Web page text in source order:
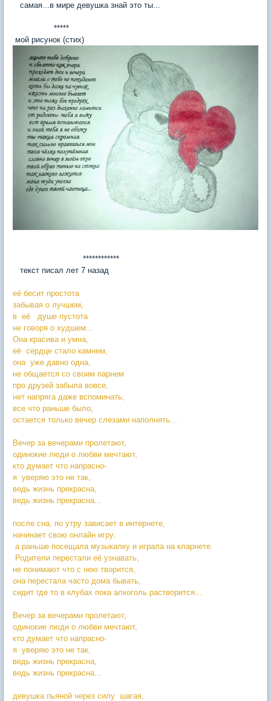
самая...в мире девушка знай это ты...
*****
мой рисунок (стих)
************
текст писал лет 7 назад
её бесит простота
забывая о лучшем,
в её душе пустота
не говоря о худшем...
Она красива и умна,
её сердце стало камнем,
она уже давно одна,
не общается со своим парнем
про друзей забыла вовсе,
нет напряга даже вспоминать,
все что раньше было,
остается только вечер слезами наполнять...
Вечер за вечерами пролетают,
одинокие люди о любви мечтают,
кто думает что напрасно-
я уверяю это не так,
ведь жизнь прекрасна,
ведь жизнь прекрасна...
после сна, по утру зависает в интернете,
начинает свою онлайн игру,
а раньше посещала музыкалку и играла на кларнете.
Родители перестали её узнавать,
не понимают что с нею творится,
она перестала часто дома бывать,
сидит где то в клубах пока алкоголь растворится...
Вечер за вечерами пролетают,
одинокие люди о любви мечтают,
кто думает что напрасно-
я уверяю это не так,
ведь жизнь прекрасна,
ведь жизнь прекрасна...
девушка пьяной через силу шагая,